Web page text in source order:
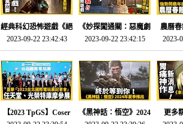
經典科幻恐怖遊戲《絕
命異次元 重製版》重
回「石村號」的恐懼體
驗-電玩宅速配
20230125
2023-09-22 23:42:43
《妙探闖通關：惡魔劇
場》將推出「重製
版」!!!今年就能玩到!!-
電玩宅速配20230124
2023-09-22 23:42:15
農曆
SE社
動作角
電玩宅
2023-
【2023 TpGS】Coser
《黑神話：悟空》2024
更多